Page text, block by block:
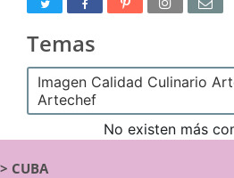
Temas
Imagen Calidad Culinario
Artechef
No existen más
> CUBA